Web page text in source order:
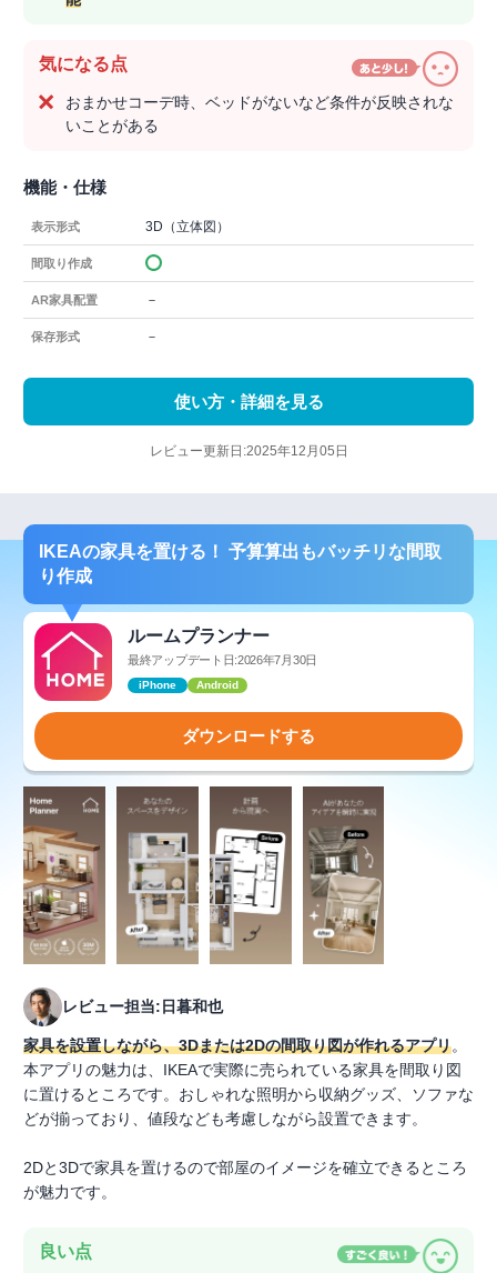
気になる点
おまかせコーデ時、ベッドがないなど条件が反映されな
いことがある
機能・仕様
表示形式 3D（立体図）
間取り作成
AR家具配置 －
保存形式 －
使い方・詳細を見る
レビュー更新日:2025年12月05日
IKEAの家具を置ける！ 予算算出もバッチリな間取
り作成
ルームプランナー
最終アップデート日:2026年7月30日
iPhone Android
ダウンロードする
レビュー担当:日暮和也
家具を設置しながら、3Dまたは2Dの間取り図が作れるアプリ。
本アプリの魅力は、IKEAで実際に売られている家具を間取り図
に置けるところです。おしゃれな照明から収納グッズ、ソファな
どが揃っており、値段なども考慮しながら設置できます。
2Dと3Dで家具を置けるので部屋のイメージを確立できるところ
が魅力です。
良い点